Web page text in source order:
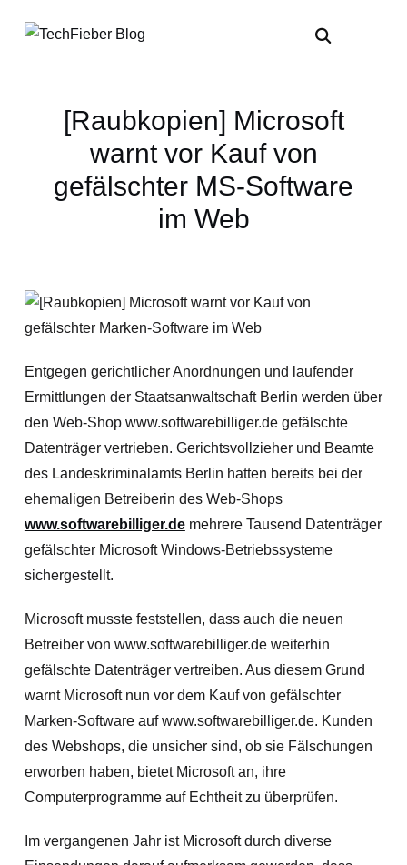
[Raubkopien] Microsoft
warnt vor Kauf von
gefälschter MS-Software
im Web
Entgegen gerichtlicher Anordnungen und laufender
Ermittlungen der Staatsanwaltschaft Berlin werden über
den Web-Shop www.softwarebilliger.de gefälschte
Datenträger vertrieben. Gerichtsvollzieher und Beamte
des Landeskriminalamts Berlin hatten bereits bei der
ehemaligen Betreiberin des Web-Shops
www.softwarebilliger.demehrere Tausend Datenträger
gefälschter Microsoft Windows-Betriebssysteme
sichergestellt.
Microsoft musste feststellen, dass auch die neuen
Betreiber von www.softwarebilliger.de weiterhin
gefälschte Datenträger vertreiben. Aus diesem Grund
warnt Microsoft nun vor dem Kauf von gefälschter
Marken-Software auf www.softwarebilliger.de. Kunden
des Webshops, die unsicher sind, ob sie Fälschungen
erworben haben, bietet Microsoft an, ihre
Computerprogramme auf Echtheit zu überprüfen.
Im vergangenen Jahr ist Microsoft durch diverse